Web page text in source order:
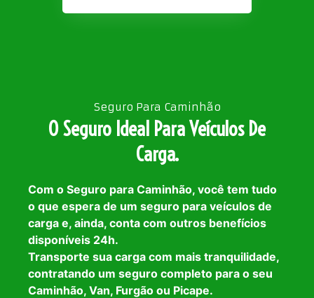
Seguro Para Caminhão
O Seguro Ideal Para Veículos De
Carga.
Com o Seguro para Caminhão, você tem tudo
o que espera de um seguro para veículos de
carga e, ainda, conta com outros benefícios
disponíveis 24h.
Transporte sua carga com mais tranquilidade,
contratando um seguro completo para o seu
Caminhão, Van, Furgão ou Picape.